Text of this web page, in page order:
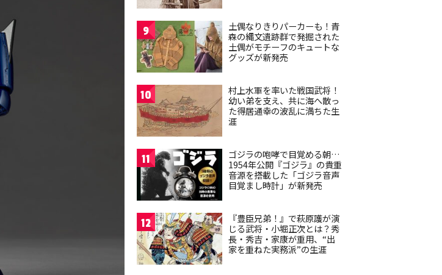
9
土偶なりきりパーカーも！青
森の縄文遺跡群で発掘された
土偶がモチーフのキュートな
グッズが新発売
10
村上水軍を率いた戦国武将！
幼い弟を支え、共に海へ散っ
た得居通幸の波乱に満ちた生
涯
11
ゴジラの咆哮で目覚める朝…
1954年公開『ゴジラ』の貴重
音源を搭載した「ゴジラ音声
目覚まし時計」が新発売
12
『豊臣兄弟！』で萩原護が演
じる武将・小堀正次とは？秀
長・秀吉・家康が重用、“出
家を重ねた実務派”の生涯